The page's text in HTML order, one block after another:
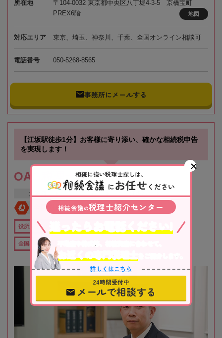
所在地
〒104-0032 東京都中央区八丁堀4-3-5 京橋宝町
PREX6階
地図
対応エリア 東京、埼玉、神奈川、千葉、全国オンライン相談可
電話番号 050-5268-8565
事務所にメールする
【江坂駅徒歩1分】お客様に寄り添い、確かな相続税申告
を実現します！
OAG税理士法人 大阪
大阪府
全国対応 初回相談無料
役所から近い
全国出張対応可
相続に強い税理士探しは、
にお任せ ください
相続会議の税理士紹介センター
不動産や株式等、相続資産に合わせて、
お近くの専門税理士
をご紹介します。
詳しくはこちら
24時間受付中
メールで相談する